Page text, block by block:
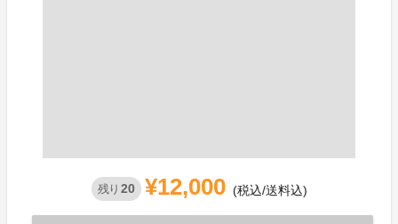
残り 20 ¥12,000 (税込/送料込)